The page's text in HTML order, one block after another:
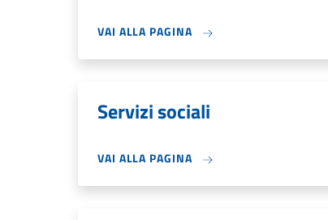
VAI ALLA PAGINA
Servizi sociali
VAI ALLA PAGINA